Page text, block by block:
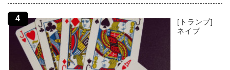
[トランプ]
ネイブ